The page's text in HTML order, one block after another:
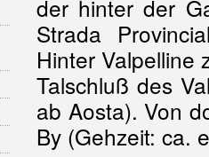
der hinter der
Strada
Hinter Valpelline
Talschluß des
ab Aosta). Von
By (Gehzeit: ca.